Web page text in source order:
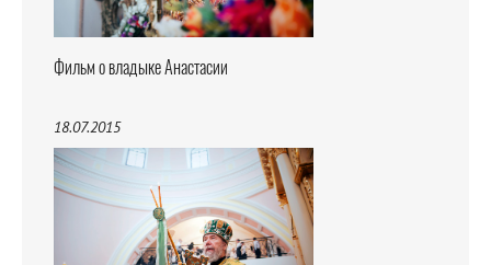
Фильм о владыке Анастасии
18.07.2015